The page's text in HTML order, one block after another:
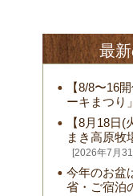
最
【8/8〜16
ーキまつり
【8月18日
まき高原牧
[2026年7月
今年のお盆
省・ご宿泊